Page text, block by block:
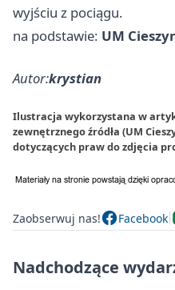
wyjściu z pociągu.
na podstawie: UM
Autor:krystian
Ilustracja wykorzystana w
zewnętrznego źródła (UM
dotyczących praw do zdjęcia
Zaobserwuj nas! Facebook
Nadchodzące